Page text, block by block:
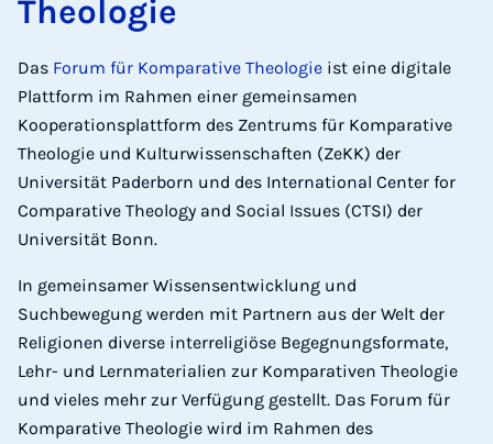
Theologie
Das Forum für Komparative Theologie ist eine digitale
Plattform im Rahmen einer gemeinsamen
Kooperationsplattform des Zentrums für Komparative
Theologie und Kulturwissenschaften (ZeKK) der
Universität Paderborn und des International Center for
Comparative Theology and Social Issues (CTSI) der
Universität Bonn.
In gemeinsamer Wissensentwicklung und
Suchbewegung werden mit Partnern aus der Welt der
Religionen diverse interreligiöse Begegnungsformate,
Lehr- und Lernmaterialien zur Komparativen Theologie
und vieles mehr zur Verfügung gestellt. Das Forum für
Komparative Theologie wird im Rahmen des